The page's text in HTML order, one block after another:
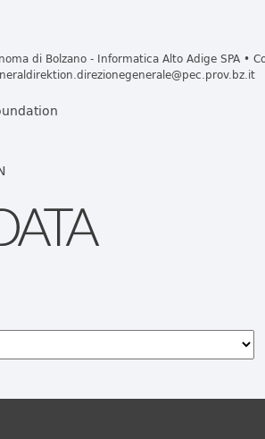
di Bolzano - Informatica Alto Adige SPA •